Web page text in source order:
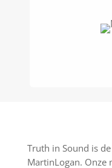
Truth in Sound is
MartinLogan. Onze